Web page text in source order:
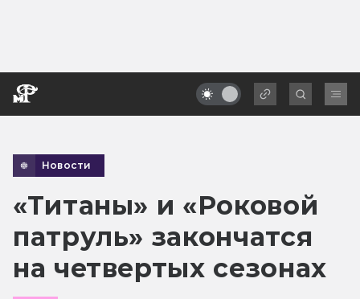
Новости
«Титаны» и «Роковой
патруль» закончатся
на четвертых сезонах